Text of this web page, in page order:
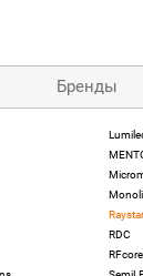
Бренды
RDC
RFcore